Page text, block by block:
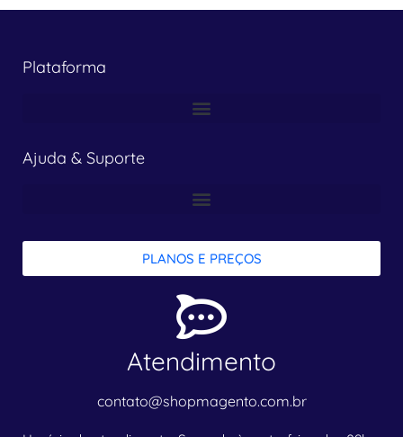
Plataforma
Ajuda & Suporte
PLANOS E PREÇOS
Atendimento
contato@shopmagento.com.br